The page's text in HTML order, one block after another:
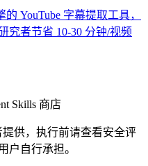
YouTube 字幕提取工具，
究者节省 10-30 分钟/视频
Skills 商店
供，执行前请查看安全评
户自行承担。